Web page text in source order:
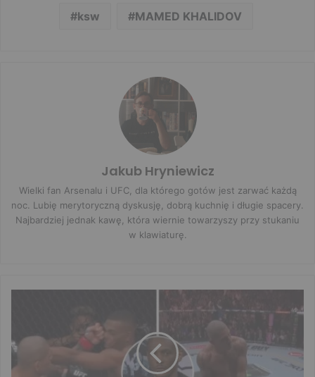
ksw MAMED KHALIDOV
Jakub Hryniewicz
Wielki fan Arsenalu i UFC, dla którego gotów jest zarwać każdą
noc. Lubię merytoryczną dyskusję, dobrą kuchnię i długie spacery.
Najbardziej jednak kawę, która wiernie towarzyszy przy stukaniu
w klawiaturę.